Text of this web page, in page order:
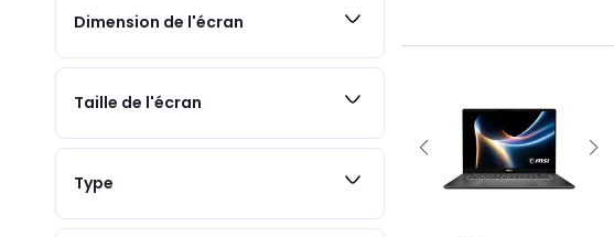
Dimension de l'écran
Taille de l'écran
Type